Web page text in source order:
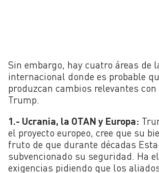
Sin embargo, hay cuatro áreas de
internacional donde es probable
produzcan cambios relevantes
Trump.
1.- Ucrania, la OTAN y Europa:
el proyecto europeo, cree que su
fruto de que durante décadas
subvencionado su seguridad. Ha
exigencias pidiendo que los